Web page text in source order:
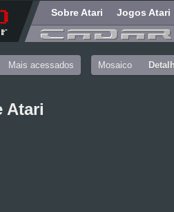
Sobre Atari Jogos Atari
Mais acessados Mosaico
Atari